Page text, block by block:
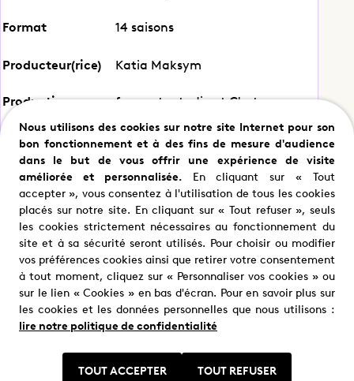
Documentaire
Dans les yeux d’Olivier
Partager ce programme
Format 14 saisons
Producteur(rice) Katia Maksym
Production
france.tv studio et C'est comme
Nous trouver
Où nous trouver ?
Nous utilisons des cookies sur notre site Internet pour son
bon fonctionnement et à des fins de mesure d'audience
dans le but de vous offrir une expérience de visite
améliorée et personnalisée.En cliquant sur « Tout
accepter », vous consentez à l'utilisation de tous les cookies
placés sur notre site. En cliquant sur « Tout refuser », seuls
les cookies strictement nécessaires au fonctionnement du
site et à sa sécurité seront utilisés. Pour choisir ou modifier
vos préférences cookies ainsi que retirer votre consentement
à tout moment, cliquez sur « Personnaliser vos cookies » ou
sur le lien « Cookies » en bas d'écran. Pour en savoir plus sur
les cookies et les données personnelles que nous utilisons :
lire notre politique de confidentialité
TOUT ACCEPTER TOUT REFUSER